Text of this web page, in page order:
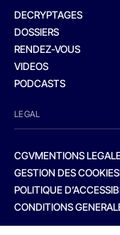
DECRYPTAGES
DOSSIERS
RENDEZ-VOUS
VIDEOS
PODCASTS
LEGAL
CGVMENTIONS
GESTION DES COOKIES
POLITIQUE
CONDITIONS